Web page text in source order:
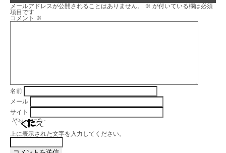
メールアドレスが公開されることはありません。 ※ が付いている欄は必須
項目です
コメント ※
名前
メール
サイト
上に表示された文字を入力してください。